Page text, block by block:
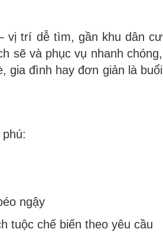
vị trí dễ tìm, gần khu dân cư
sẽ và phục vụ nhanh chóng,
gia đình hay đơn giản là buổi
ngậy
tuộc chế biến theo yêu cầu